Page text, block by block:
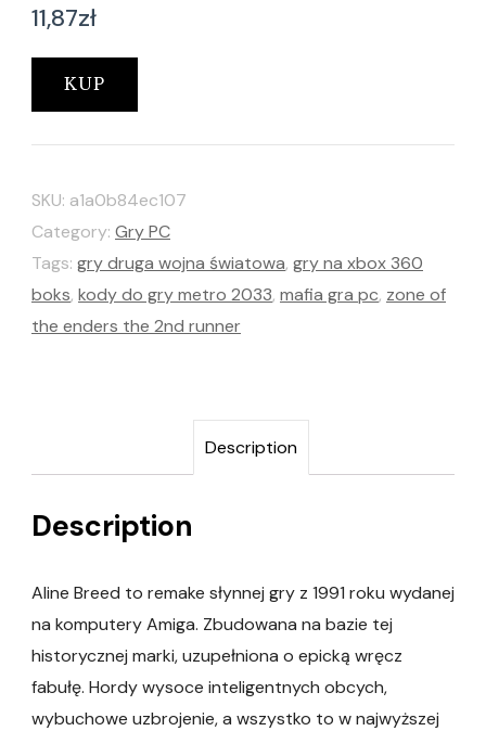
11,87zł
KUP
SKU: a1a0b84ec107
Category: Gry PC
Tags: gry druga wojna światowa, gry na xbox 360
boks, kody do gry metro 2033, mafia gra pc, zone of
the enders the 2nd runner
Description
Description
Aline Breed to remake słynnej gry z 1991 roku wydanej
na komputery Amiga. Zbudowana na bazie tej
historycznej marki, uzupełniona o epicką wręcz
fabułę. Hordy wysoce inteligentnych obcych,
wybuchowe uzbrojenie, a wszystko to w najwyższej